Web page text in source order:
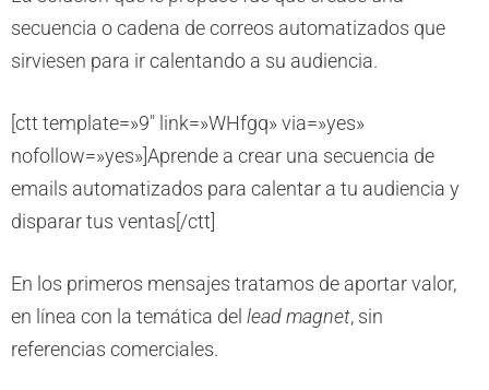
secuencia o cadena de correos automatizados que
sirviesen para ir calentando a su audiencia.
[ctt template=»9″ link=»WHfgq» via=»yes»
nofollow=»yes»]Aprende a crear una secuencia de
emails automatizados para calentar a tu audiencia y
disparar tus ventas[/ctt]
En los primeros mensajes tratamos de aportar valor,
en línea con la temática del lead magnet, sin
referencias comerciales.